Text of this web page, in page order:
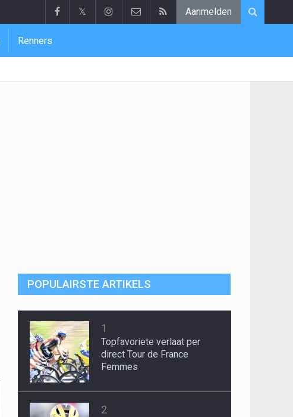
𝕏 Aanmelden
Renners
POPULAIRSTE ARTIKELS
1
Topfavoriete verlaat per
direct Tour de France
Femmes
2